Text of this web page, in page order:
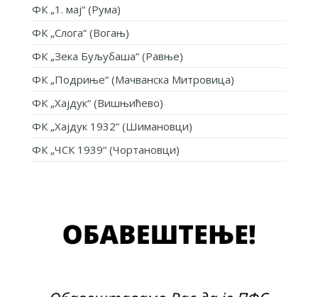
ФК „1. мај“ (Рума)
ФК „Слога“ (Вогањ)
ФК „Зека Буљубаша“ (Равње)
ФК „Подриње“ (Мачванска Митровица)
ФК „Хајдук“ (Вишњићево)
ФК „Хајдук 1932“ (Шимановци)
ФК „ЧСК 1939“ (Чортановци)